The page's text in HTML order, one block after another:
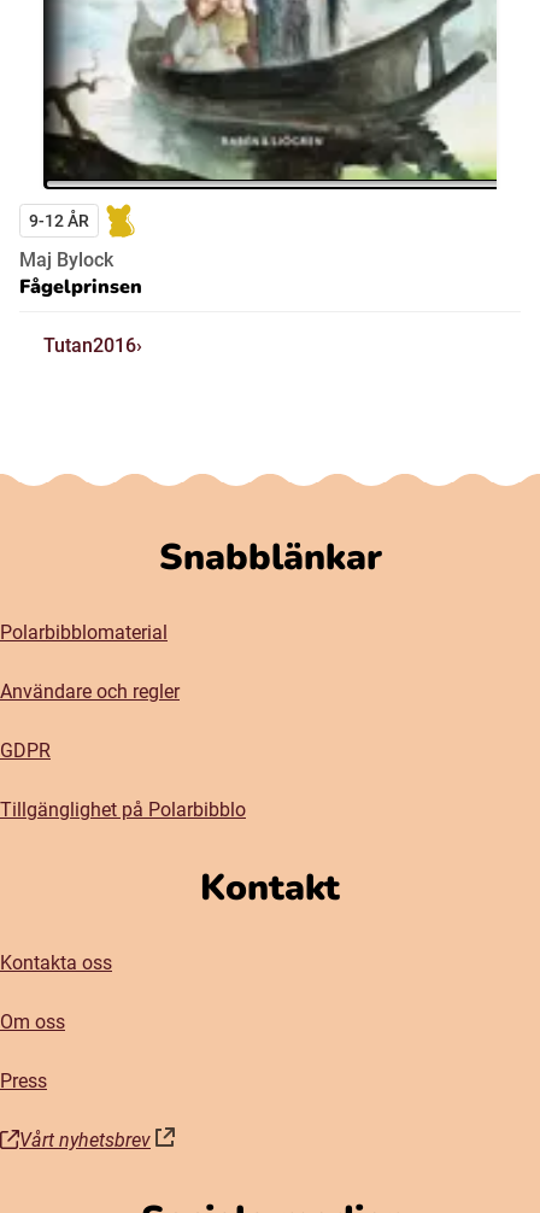
9-12 ÅR
Maj Bylock
Fågelprinsen
Tutan2016
Snabblänkar
Polarbibblomaterial
Användare och regler
GDPR
Tillgänglighet på Polarbibblo
Kontakt
Kontakta oss
Om oss
Press
Vårt nyhetsbrev
(öppnas i nytt fönster)